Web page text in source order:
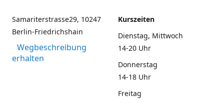
Samariterstrasse29, 10247
Berlin-Friedrichshain
Wegbeschreibung
erhalten
Kurszeiten
Dienstag, Mittwoch
14-20 Uhr
Donnerstag
14-18 Uhr
Freitag